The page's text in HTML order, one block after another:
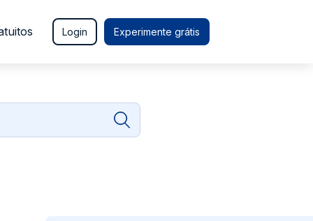
Login Experimente grátis